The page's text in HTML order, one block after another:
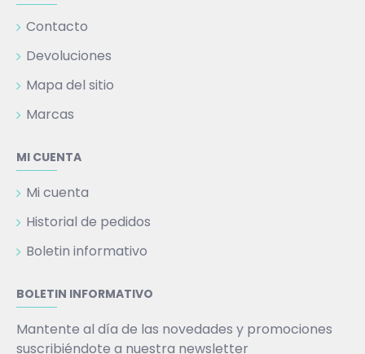
Contacto
Devoluciones
Mapa del sitio
Marcas
MI CUENTA
Mi cuenta
Historial de pedidos
Boletin informativo
BOLETIN INFORMATIVO
Mantente al día de las novedades y promociones
suscribiéndote a nuestra newsletter